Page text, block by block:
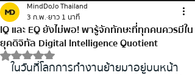
IQ และ EQ ยังไม่พอ! พารู้จักทักษะที่ทุกคนควรมีใน
ยุคดิจิทัล Digital Intelligence Quotient
MindDoJo Thailand
3 ก.พ. ยาว 1 นาที
ได้รับ NaN เต็ม 5 ดาว
ในวันที่โลกการทำงานย้ายมาอยู่บนหน้า